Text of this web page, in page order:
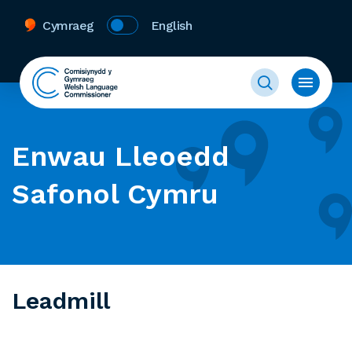
Cymraeg English
Enwau Lleoedd
Safonol Cymru
Leadmill